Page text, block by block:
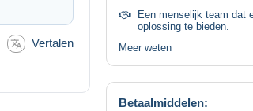
Vertalen
Een menselijk team dat
oplossing te bieden.
Meer weten
Betaalmiddelen: